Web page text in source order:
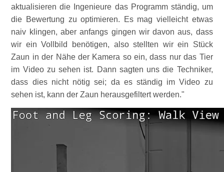
aktualisieren die Ingenieure das Programm ständig, um
die Bewertung zu optimieren. Es mag vielleicht etwas
naiv klingen, aber anfangs gingen wir davon aus, dass
wir ein Vollbild benötigen, also stellten wir ein Stück
Zaun in der Nähe der Kamera so ein, dass nur das Tier
im Video zu sehen ist. Dann sagten uns die Techniker,
dass dies nicht nötig sei; da es ständig im Video zu
sehen ist, kann der Zaun herausgefiltert werden.